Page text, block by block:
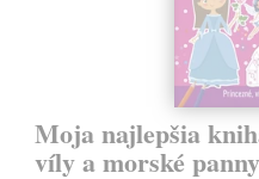
Moja najlepšia
víly a morské panny